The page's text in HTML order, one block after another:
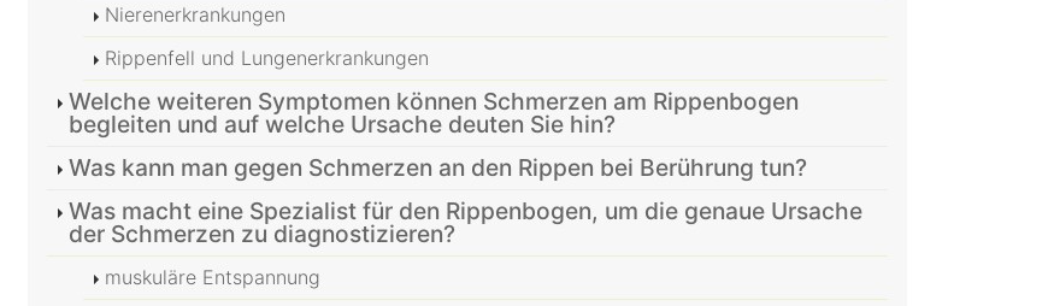
Nierenerkrankungen
Rippenfell und Lungenerkrankungen
Welche weiteren Symptomen können Schmerzen am Rippenbogen
begleiten und auf welche Ursache deuten Sie hin?
Was kann man gegen Schmerzen an den Rippen bei Berührung tun?
Was macht eine Spezialist für den Rippenbogen, um die genaue Ursache
der Schmerzen zu diagnostizieren?
muskuläre Entspannung